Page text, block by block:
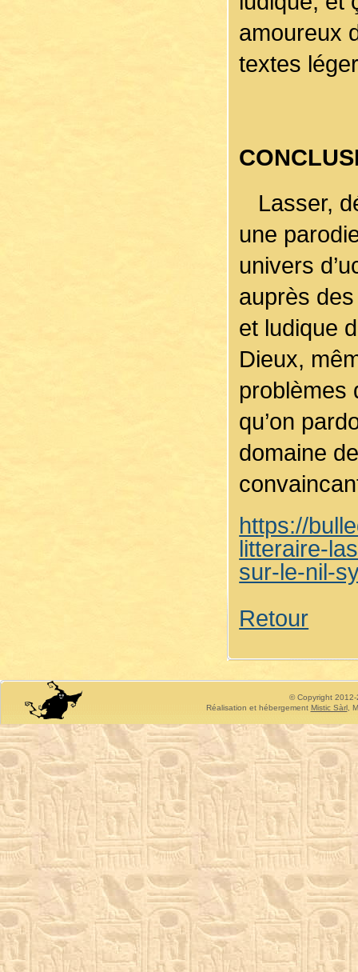
amoureux
textes
Lasser,
une
univers
auprès
et ludique
Dieux,
problèmes
qu’on
domaine
https://
litteraire-
sur-le-nil-
Retour
© Copyright 2012-
Réalisation et hébergement Mistic Sàrl,